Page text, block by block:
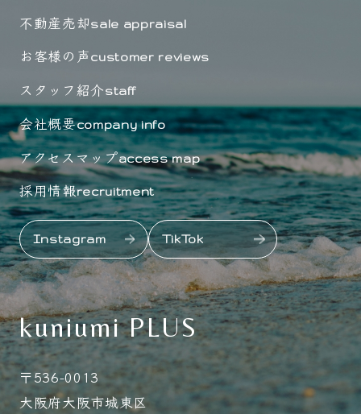
不動産売却sale appraisal
お客様の声customer reviews
スタッフ紹介staff
会社概要company info
アクセスマップaccess map
採用情報recruitment
Instagram TikTok
kuniumi PLUS
〒536-0013
大阪府大阪市城東区